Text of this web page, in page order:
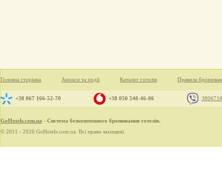
Головна сторінка Анонси та події Каталог готелів Правила
+38 067 166-52-70 +38 050 548-46-06
GoHotels.com.ua - Система безкоштовного бронювання готелів.
© 2011 - 2026 GoHotels.com.ua. Всі права захищені.